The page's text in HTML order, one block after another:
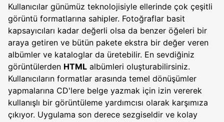
Kullanıcılar günümüz teknolojisiyle ellerinde çok çeşitli
görüntü formatlarına sahipler. Fotoğraflar basit
kapsayıcıları kadar değerli olsa da benzer öğeleri bir
araya getiren ve bütün pakete ekstra bir değer veren
albümler ve kataloglar da üretebilir. En sevdiğiniz
görüntülerden HTML albümleri oluşturabilirsiniz.
Kullanıcıların formatlar arasında temel dönüşümler
yapmalarına CD'lere belge yazmak için izin vererek
kullanışlı bir görüntüleme yardımcısı olarak karşımıza
çıkıyor. Uygulama son derece sezgiseldir ve kolay